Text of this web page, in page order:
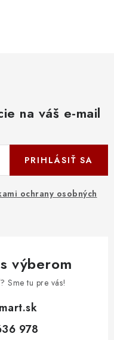
na váš e-mail
ochrany osobných
PRIHLÁSIŤ SA
výberom
Sme tu pre vás!
978